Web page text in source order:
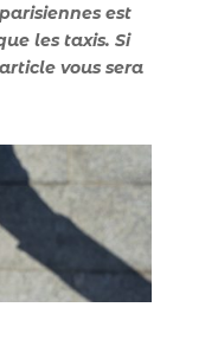
est
les taxis. Si
vous sera